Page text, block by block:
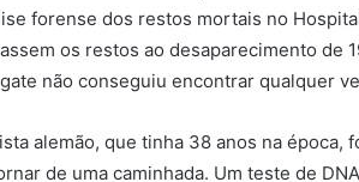
forense dos restos mortais no
os restos ao desaparecimento de
não conseguiu encontrar qualquer
alemão, que tinha 38 anos na época,
de uma caminhada. Um teste de